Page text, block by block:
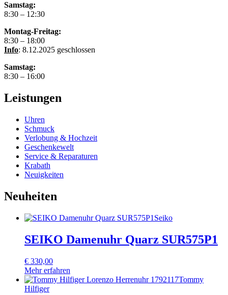
Samstag:
8:30 – 12:30
Montag-Freitag:
8:30 – 18:00
Info: 8.12.2025 geschlossen
Samstag:
8:30 – 16:00
Leistungen
Uhren
Schmuck
Verlobung & Hochzeit
Geschenkewelt
Service & Reparaturen
Krabath
Neuigkeiten
Neuheiten
Seiko
SEIKO Damenuhr Quarz SUR575P1
€ 330,00
Mehr erfahren
Tommy
Hilfiger